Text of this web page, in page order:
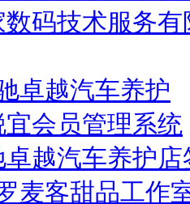
码技术服务
越汽车养护